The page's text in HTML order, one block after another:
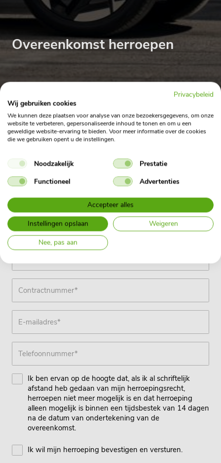
Overeenkomst herroepen
Home Overeenkomst herroepen
Overeenkomst herroepen
Heb je besloten om je Private Leaseovereenkomst te herroepen?
verwerken. Na het verzenden ontvang je direct een bevestiging
per e-mail.
Ik ben ervan op de hoogte dat, als ik al schriftelijk
afstand heb gedaan van mijn herroepingsrecht,
herroepen niet meer mogelijk is en dat herroeping
alleen mogelijk is binnen een tijdsbestek van 14 dagen
na de datum van ondertekening van de
overeenkomst.
Ik wil mijn herroeping bevestigen en versturen.
Privacybeleid
Wij gebruiken cookies
We kunnen deze plaatsen voor analyse van onze bezoekersgegevens, om onze
website te verbeteren, gepersonaliseerde inhoud te tonen en om u een
geweldige website-ervaring te bieden. Voor meer informatie over de cookies
die we gebruiken opent u de instellingen.
Noodzakelijk
Prestatie
Functioneel
Advertenties
Accepteer alles
Instellingen opslaan
Weigeren
Nee, pas aan